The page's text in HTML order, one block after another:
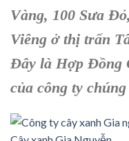
Vàng, 100 Sưa
Viêng ở thị trấn
Đây là Hợp Đồng
của công ty